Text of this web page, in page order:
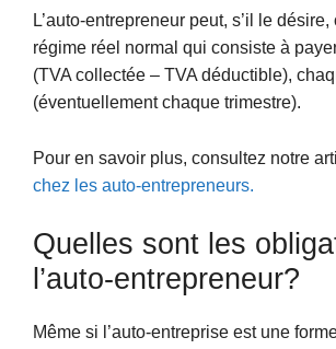
L’auto-entrepreneur peut, s’il le
régime réel normal qui consiste à
(TVA collectée – TVA déductible),
(éventuellement chaque trimestre).
Pour en savoir plus, consultez notre
chez les auto-entrepreneurs.
Quelles sont les
l’auto-entrepreneur?
Même si l’auto-entreprise est une